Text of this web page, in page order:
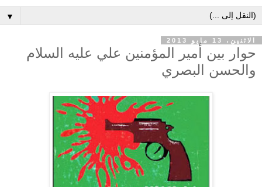
▼
الاثنين، 13 مايو 2013
حوار بين أمير المؤمنين علي عليه السلام
والحسن البصري